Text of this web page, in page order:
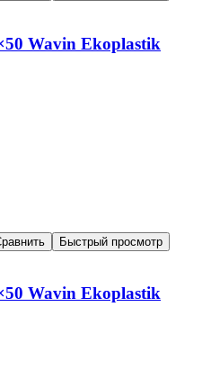
Wavin Ekoplastik
Быстрый просмотр
Wavin Ekoplastik